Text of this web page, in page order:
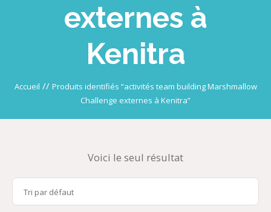
externes à
Kenitra
Accueil // Produits identifiés “activités team building Marshmallow
Challenge externes à Kenitra”
Voici le seul résultat